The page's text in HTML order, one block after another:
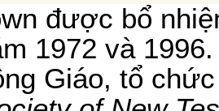
được bổ
1972 và
Giáo, tổ chức